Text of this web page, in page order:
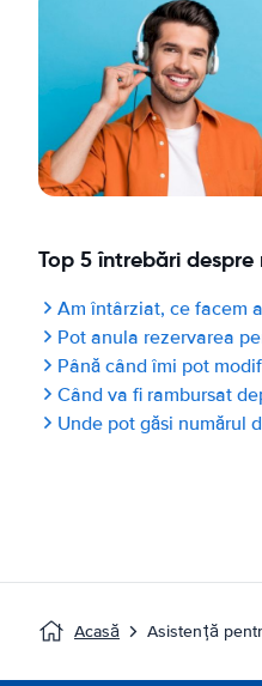
Top 5 întrebări
Am întârziat, ce facem
Pot anula rezervarea
Până când îmi pot
Când va fi rambursat
Unde pot găsi numărul
Acasă Asistență